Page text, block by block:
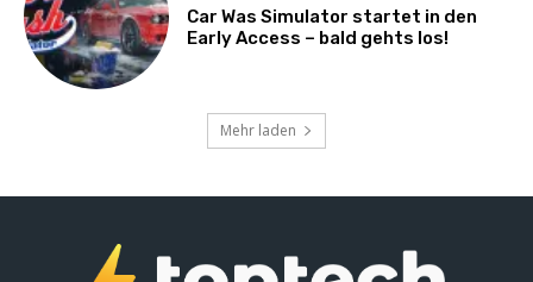
Car Was Simulator startet in den
Early Access – bald gehts los!
Mehr laden